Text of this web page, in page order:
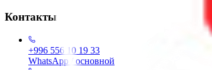
Контакты
+996 556 10 19 33
WhatsApp / основной